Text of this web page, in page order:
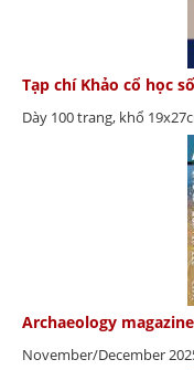
Tạp chí Khảo cổ học
Dày 100 trang, khổ
Archaeology magazine
November/December